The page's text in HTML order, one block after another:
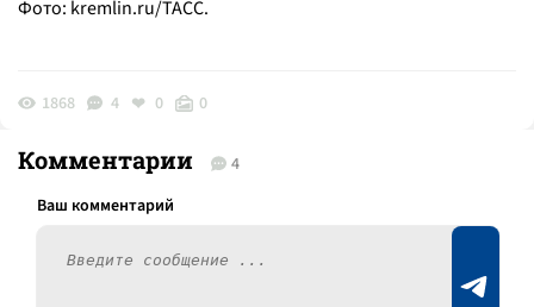
Фото: kremlin.ru/ТАСС.
1868 4 0 0
Комментарии 4